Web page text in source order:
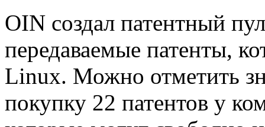
OIN создал патентный
передаваемые патенты,
Linux. Можно отметить
покупку 22 патентов у